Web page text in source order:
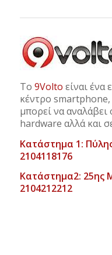
Το 9Volto είναι ένα
κέντρο
μπορεί να
hardware αλλά και
Κατάστημα 1:
2104118176
Κατάστημα2: 25ης
2104212212